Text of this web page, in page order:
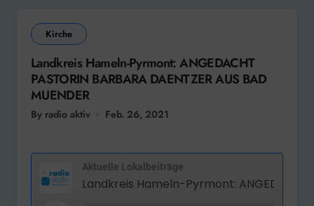
Kirche
Landkreis Hameln-Pyrmont: ANGEDACHT
PASTORIN BARBARA DAENTZER AUS BAD
MUENDER
By radio aktiv Feb. 26, 2021
Aktuelle Lokalbeiträge